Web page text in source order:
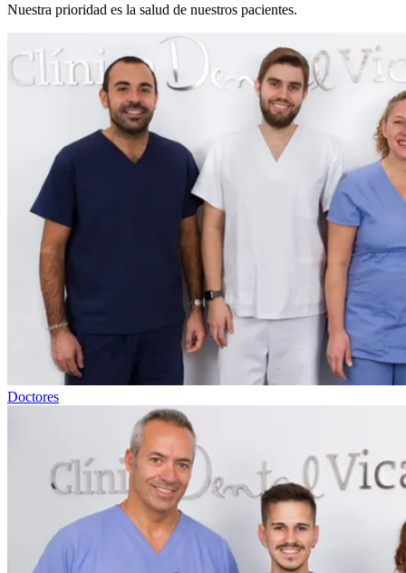
Nuestra prioridad es la salud de nuestros pacientes.
Doctores